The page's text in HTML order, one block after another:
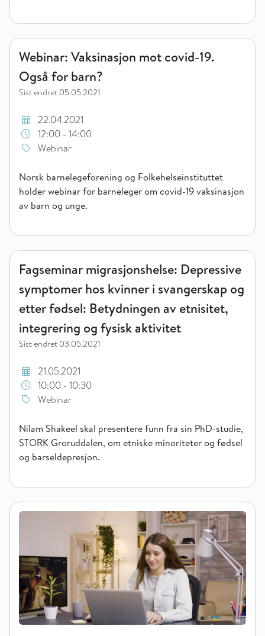
Webinar: Vaksinasjon mot covid-19. Også for barn?
Webinar: Vaksinasjon mot covid-19.
Også for barn?
Sist endret 05.05.2021
22.04.2021
12:00 - 14:00
Webinar
Norsk barnelegeforening og Folkehelseinstituttet
holder webinar for barneleger om covid-19 vaksinasjon
av barn og unge.
Fagseminar migrasjonshelse: Depressive symptomer hos
Fagseminar migrasjonshelse: Depressive
symptomer hos kvinner i svangerskap og
etter fødsel: Betydningen av etnisitet,
integrering og fysisk aktivitet
Sist endret 03.05.2021
21.05.2021
10:00 - 10:30
Webinar
Nilam Shakeel skal presentere funn fra sin PhD-studie,
STORK Groruddalen, om etniske minoriteter og fødsel
og barseldepresjon.
Webinar om håndhygiene i helsetjenester med en-til-en